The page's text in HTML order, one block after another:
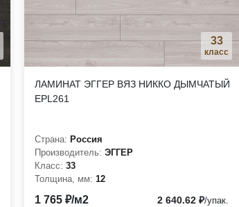
в вашем помещении.
33
класс
ЛАМИНАТ ЭГГЕР ВЯЗ НИККО ДЫМЧАТЫЙ
EPL261
Страна: Россия
Производитель: ЭГГЕР
Класс: 33
Толщина, мм: 12
1 765 ₽/м2 2 640.62 ₽/упак.